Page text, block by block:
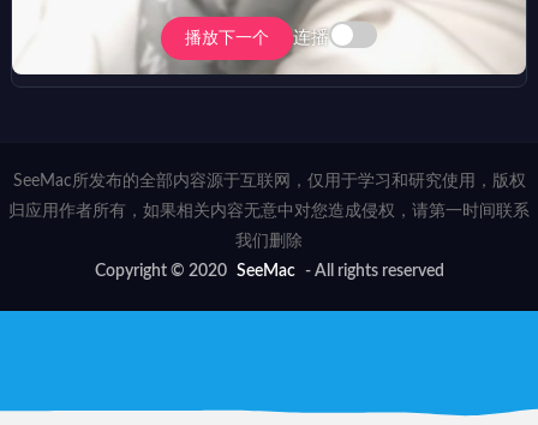
播放下一个 连播
SeeMac所发布的全部内容源于互联网，仅用于学习和研究使用，版权
归应用作者所有，如果相关内容无意中对您造成侵权，请第一时间联系
我们删除
Copyright © 2020 SeeMac - All rights reserved